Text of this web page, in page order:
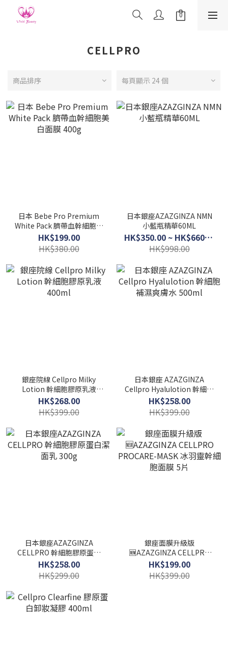
CELLPRO
商品排序 每頁顯示 24 個
日本 Bebe Pro Premium
White Pack 臍帶血幹細胞美
白面膜 400g
HK$199.00
HK$380.00
日本銀座AZAZGINZA NMN
小藍瓶精華60ML
HK$350.00 ~ HK$660.00
HK$998.00
銀座院線 Cellpro Milky
Lotion 幹細胞膠原乳液
400ml
HK$268.00
HK$399.00
日本銀座 AZAZGINZA
Cellpro Hyalulotion 幹細胞
補濕爽膚水 500ml
HK$258.00
HK$399.00
日本銀座AZAZGINZA
CELLPRO 幹細胞膠原蛋白
潔面乳 300g
HK$258.00
HK$299.00
銀座面膜升級版
🆕️AZAZGINZA CELLPRO
PROCARE-MASK 冰羽靈幹
細胞面膜 5片
HK$199.00
HK$399.00